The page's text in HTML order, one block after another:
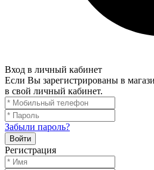
Вход в личный кабинет
Если Вы зарегистрированы в
в свой личный кабинет.
Забыли пароль?
Войти
Регистрация